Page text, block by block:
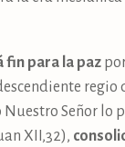
fin para la paz
regio
Nuestro Señor lo
XII,32),